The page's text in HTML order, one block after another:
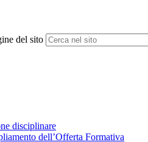
del sito
disciplinare
dell’Offerta Formativa